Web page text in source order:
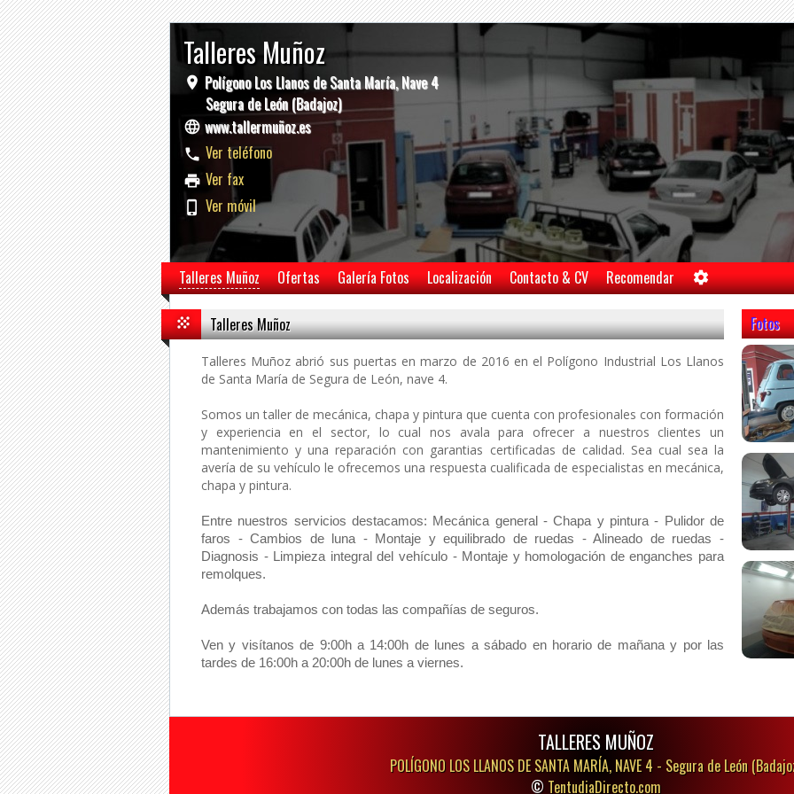
Talleres Muñoz
Polígono Los Llanos de Santa María, Nave 4
Segura de León (Badajoz)
www.tallermuñoz.es
Ver teléfono
Ver fax
Ver móvil
Talleres Muñoz Ofertas Galería Fotos Localización Contacto & CV Recomendar
Talleres Muñoz
Talleres Muñoz abrió sus puertas en marzo de 2016 en el Polígono Industrial Los Llanos
de Santa María de Segura de León, nave 4.
Somos un taller de mecánica, chapa y pintura que cuenta con profesionales con formación
y experiencia en el sector, lo cual nos avala para ofrecer a nuestros clientes un
mantenimiento y una reparación con garantias certificadas de calidad. Sea cual sea la
avería de su vehículo le ofrecemos una respuesta cualificada de especialistas en mecánica,
chapa y pintura.
Entre nuestros servicios destacamos: Mecánica general - Chapa y pintura - Pulidor de
faros - Cambios de luna - Montaje y equilibrado de ruedas - Alineado de ruedas -
Diagnosis - Limpieza integral del vehículo - Montaje y homologación de enganches para
remolques.
Además trabajamos con todas las compañías de seguros.
Ven y visítanos de 9:00h a 14:00h de lunes a sábado en horario de mañana y por las
tardes de 16:00h a 20:00h de lunes a viernes.
Fotos
TALLERES MUÑOZ
POLÍGONO LOS LLANOS DE SANTA MARÍA, NAVE 4 - Segura de León
© TentudiaDirecto.com